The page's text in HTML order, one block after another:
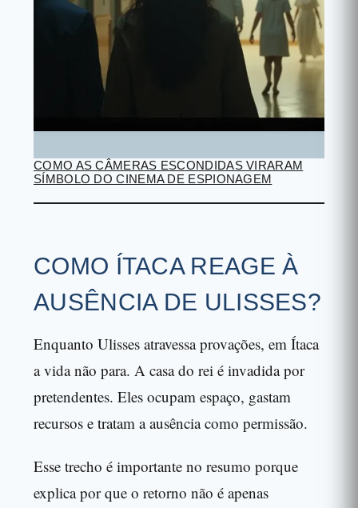
COMO AS CÂMERAS ESCONDIDAS VIRARAM
SÍMBOLO DO CINEMA DE ESPIONAGEM
COMO ÍTACA REAGE À
AUSÊNCIA DE ULISSES?
Enquanto Ulisses atravessa provações, em Ítaca
a vida não para. A casa do rei é invadida por
pretendentes. Eles ocupam espaço, gastam
recursos e tratam a ausência como permissão.
Esse trecho é importante no resumo porque
explica por que o retorno não é apenas